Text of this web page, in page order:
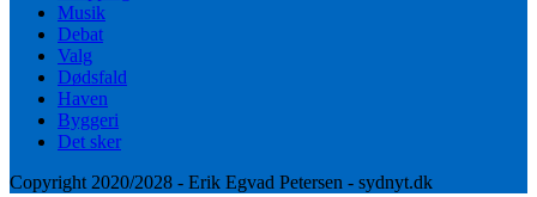
Musik
Debat
Valg
Dødsfald
Haven
Byggeri
Det sker
Copyright 2020/2028 - Erik Egvad Petersen - sydnyt.dk